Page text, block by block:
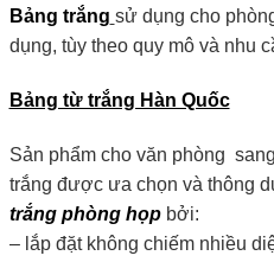
Bảng trắng sử dụng cho
dụng, tùy theo quy mô và nhu
Bảng từ trắng Hàn Quốc
Sản phẩm cho văn phòng
trắng được ưa chọn và thông
trắng phòng họp bởi:
– lắp đặt không chiếm nhiều